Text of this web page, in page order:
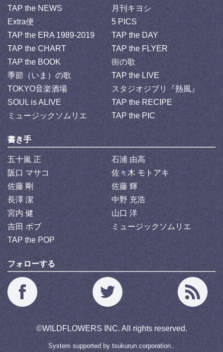
TAP the NEWS
月刊キヨシ
Extra便
5 PICS
TAP the ERA 1989-2019
TAP the DAY
TAP the CHART
TAP the FLYER
TAP the BOOK
街の歌
季節（いま）の歌
TAP the LIVE
TOKYO音楽酒場
スタジオジブリ『熱風』
SOUL is ALIVE
TAP the RECIPE
ミュージックソムリエ
TAP the PIC
書き手
五十嵐 正
石浦 由高
阪口 マサコ
佐々木 モトアキ
佐藤 剛
佐藤 輝
長澤 潔
中野 充浩
宮内 健
山口 洋
吉田 ボブ
ミュージックソムリエ
TAP the POP
フォローする
©WILDFLOWERS INC. All rights reserved.
System supported by tsukurun corporation..